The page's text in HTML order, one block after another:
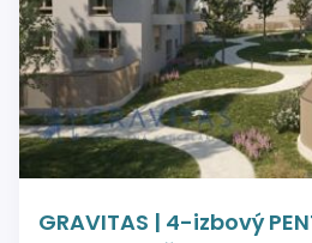
GRAVITAS | 4-izbový